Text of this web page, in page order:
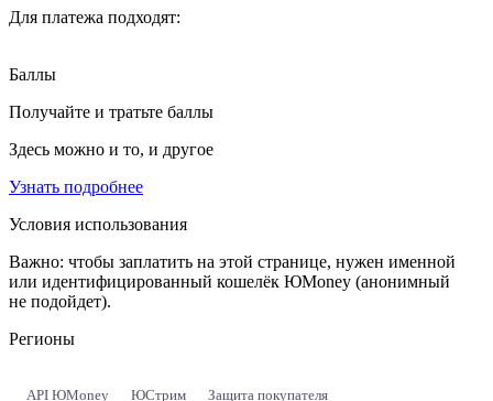
Для платежа подходят:
Баллы
Получайте и тратьте баллы
Здесь можно и то, и другое
Узнать подробнее
Условия использования
Важно: чтобы заплатить на этой странице, нужен именной
или идентифицированный кошелёк ЮMoney (анонимный
не подойдет).
Регионы
API ЮMoney ЮСтрим Защита покупателя